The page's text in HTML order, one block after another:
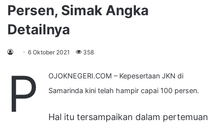
Persen, Simak Angka
Detailnya
6 Oktober 2021 358
P
OJOKNEGERI.COM – Kepesertaan JKN di
Samarinda kini telah hampir capai 100 persen.
Hal itu tersampaikan dalam pertemuan